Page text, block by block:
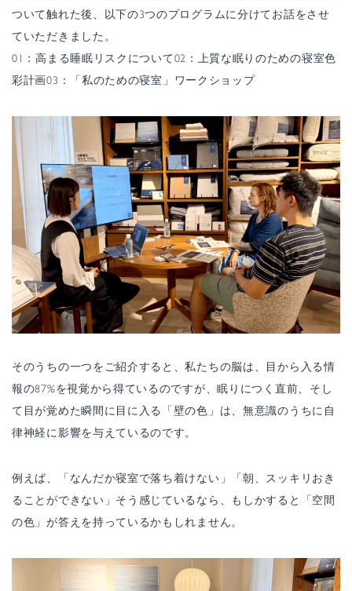
ついて触れた後、以下の3つのプログラムに分けてお話をさせ
ていただきました。
01：高まる睡眠リスクについて02：上質な眠りのための寝室色
彩計画03：「私のための寝室」ワークショップ
そのうちの一つをご紹介すると、私たちの脳は、目から入る情
報の87%を視覚から得ているのですが、眠りにつく直前、そし
て目が覚めた瞬間に目に入る「壁の色」は、無意識のうちに自
律神経に影響を与えているのです。
例えば、「なんだか寝室で落ち着けない」「朝、スッキリおき
ることができない」そう感じているなら、もしかすると「空間
の色」が答えを持っているかもしれません。